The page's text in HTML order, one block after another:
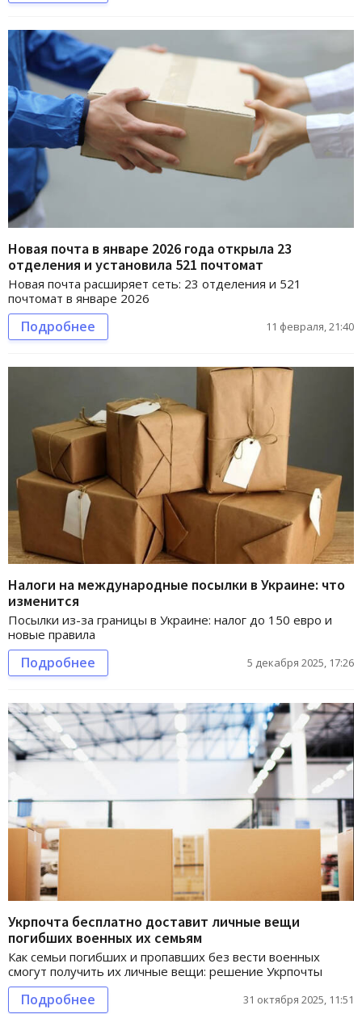
Новая почта в январе 2026 года открыла 23
отделения и установила 521 почтомат
Новая почта расширяет сеть: 23 отделения и 521
почтомат в январе 2026
Подробнее 11 февраля, 21:40
Налоги на международные посылки в Украине: что
изменится
Посылки из-за границы в Украине: налог до 150 евро и
новые правила
Подробнее 5 декабря 2025, 17:26
Укрпочта бесплатно доставит личные вещи
погибших военных их семьям
Как семьи погибших и пропавших без вести военных
смогут получить их личные вещи: решение Укрпочты
Подробнее 31 октября 2025, 11:51